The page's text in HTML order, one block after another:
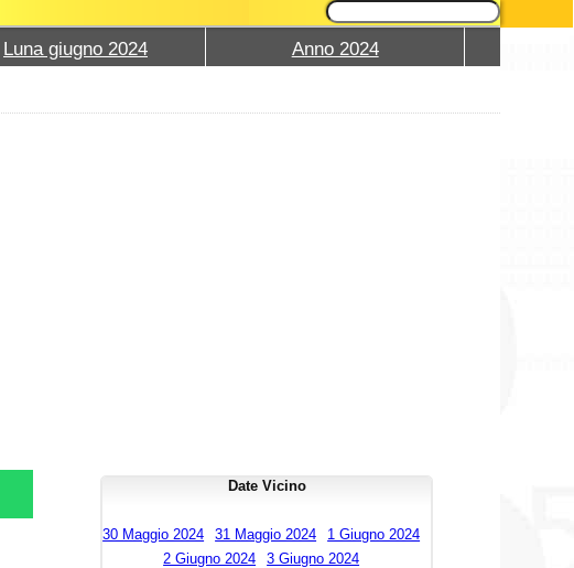
Luna giugno 2024 Anno 2024
Date Vicino
30 Maggio 2024 31 Maggio 2024
1 Giugno 2024
2 Giugno 2024
3 Giugno 2024